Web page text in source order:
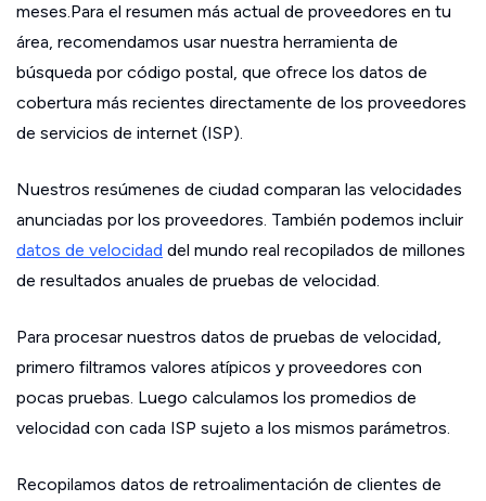
meses.Para el resumen más actual de proveedores en tu
área, recomendamos usar nuestra herramienta de
búsqueda por código postal, que ofrece los datos de
cobertura más recientes directamente de los proveedores
de servicios de internet (ISP).
Nuestros resúmenes de ciudad comparan las velocidades
anunciadas por los proveedores. También podemos incluir
datos de velocidad del mundo real recopilados de millones
de resultados anuales de pruebas de velocidad.
Para procesar nuestros datos de pruebas de velocidad,
primero filtramos valores atípicos y proveedores con
pocas pruebas. Luego calculamos los promedios de
velocidad con cada ISP sujeto a los mismos parámetros.
Recopilamos datos de retroalimentación de clientes de